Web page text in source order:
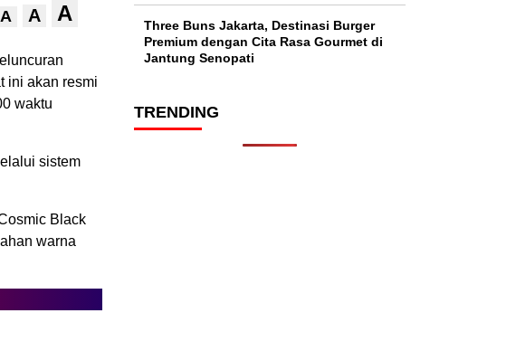
A A A
ini akan resmi
waktu
sistem
Black
warna
Three Buns Jakarta, Destinasi Burger
Premium dengan Cita Rasa Gourmet di
Jantung Senopati
TRENDING